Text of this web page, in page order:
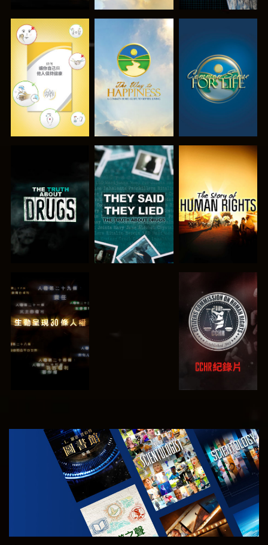
觀看 觀看 觀看
觀看 觀看
觀看 觀看
觀看 探索系列節目